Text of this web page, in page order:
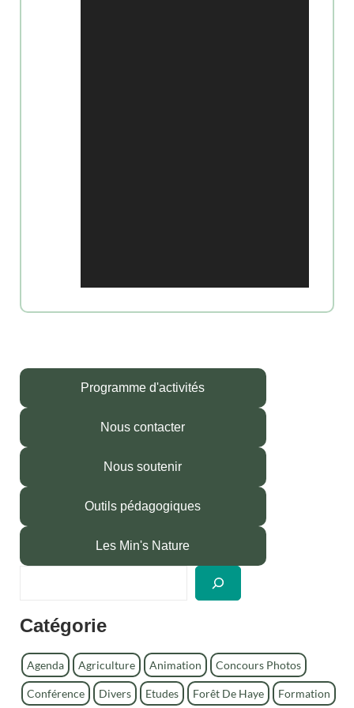
Programme d'activités
Nous contacter
Nous soutenir
Outils pédagogiques
Les Min's Nature
h
r
c
Catégorie
Agenda Agriculture Animation Concours Photos
Conférence Divers Etudes Forêt De Haye Formation